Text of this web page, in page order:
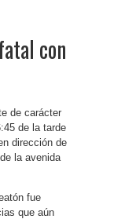
con
de carácter
de la tarde
dirección de
la avenida
fue
que aún